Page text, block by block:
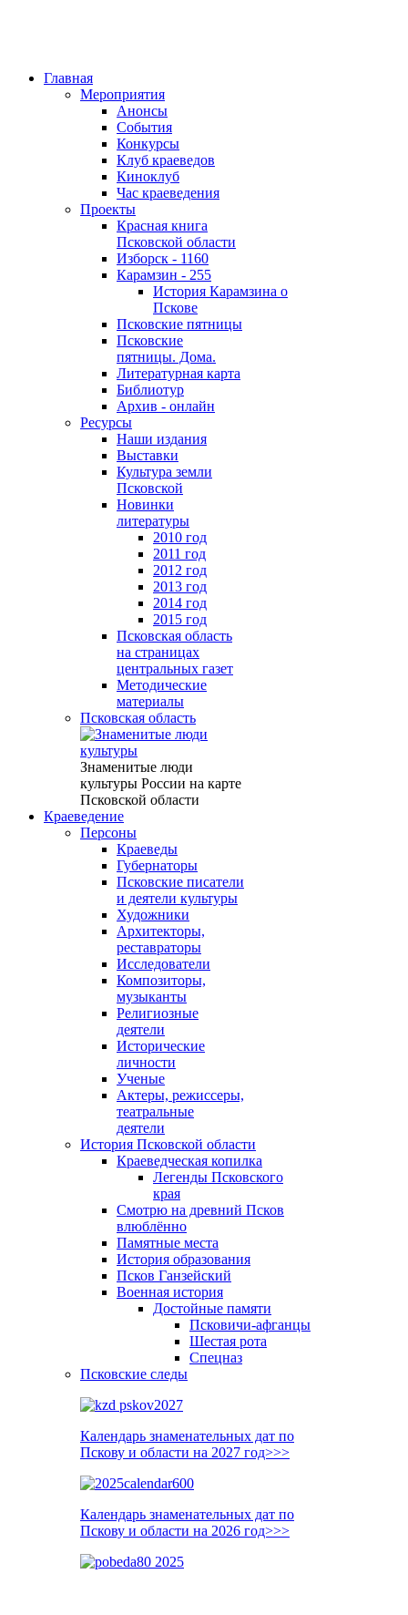
Главная
Мероприятия
Анонсы
События
Конкурсы
Клуб краеведов
Киноклуб
Час краеведения
Проекты
Красная книга
Псковской области
Изборск - 1160
Карамзин - 255
История Карамзина о
Пскове
Псковские пятницы
Псковские
пятницы. Дома.
Литературная карта
Библиотур
Архив - онлайн
Ресурсы
Наши издания
Выставки
Культура земли
Псковской
Новинки
литературы
2010 год
2011 год
2012 год
2013 год
2014 год
2015 год
Псковская область
на страницах
центральных газет
Методические
материалы
Псковская область
Знаменитые люди
культуры России на карте
Псковской области
Краеведение
Персоны
Краеведы
Губернаторы
Псковские писатели
и деятели культуры
Художники
Архитекторы,
реставраторы
Исследователи
Композиторы,
музыканты
Религиозные
деятели
Исторические
личности
Ученые
Актеры, режиссеры,
театральные
деятели
История Псковской области
Краеведческая копилка
Легенды Псковского
края
Смотрю на древний Псков
влюблённо
Памятные места
История образования
Псков Ганзейский
Военная история
Достойные памяти
Псковичи-афганцы
Шестая рота
Спецназ
Псковские следы
Календарь знаменательных дат по
Пскову и области на 2027 год>>>
Календарь знаменательных дат по
Пскову и области на 2026 год>>>